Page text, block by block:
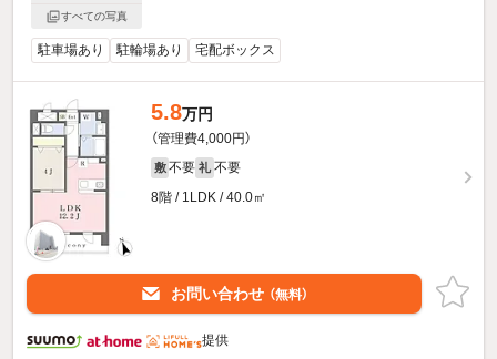
すべての写真
駐車場あり 駐輪場あり 宅配ボックス
5.8万円
（管理費4,000円）
敷 不要 礼 不要
8階 / 1LDK / 40.0㎡
お問い合わせ （無料）
提供